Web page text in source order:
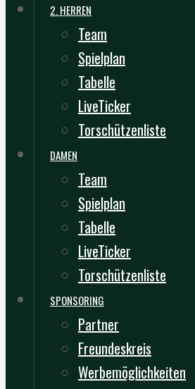
2. HERREN
Team
Spielplan
Tabelle
LiveTicker
Torschützenliste
DAMEN
Team
Spielplan
Tabelle
LiveTicker
Torschützenliste
SPONSORING
Partner
Freundeskreis
Werbemöglichkeiten